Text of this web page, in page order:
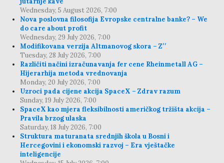
Wednesday, 5 August 2026, 7:00
Nova poslovna filosofija Evropske centralne banke? – We
do care about profit
Wednesday, 29 July 2026, 7:00
Modifikovana verzija Altmanovog skora – Z′′
Tuesday, 28 July 2026, 7:00
Različiti načini izračunavanja fer cene Rheinmetall AG –
Hijerarhija metoda vrednovanja
Monday, 20 July 2026, 7:00
Uzroci pada cijene akcija SpaceX – Zdrav razum
Sunday, 19 July 2026, 7:00
SpaceX kao mjera fleksibilnosti američkog tržišta akcija –
Pravila brzog ulaska
Saturday, 18 July 2026, 7:00
Struktura maturanata srednjih škola u Bosni i
Hercegovini i ekonomski razvoj – Era vještačke
inteligencije